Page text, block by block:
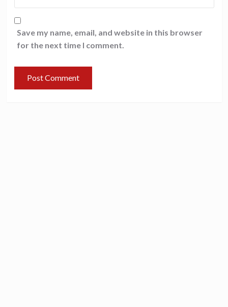
Save my name, email, and website in this browser
for the next time I comment.